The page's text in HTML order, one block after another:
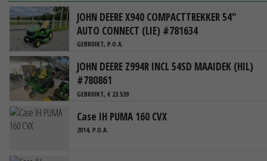
JOHN DEERE X940 COMPACTTREKKER 54"
AUTO CONNECT (LIE) #781634
GEBRUIKT, P.O.A.
JOHN DEERE Z994R INCL 54SD MAAIDEK (HIL)
#780861
GEBRUIKT, € 23.539
Case IH PUMA 160 CVX
2014, P.O.A.